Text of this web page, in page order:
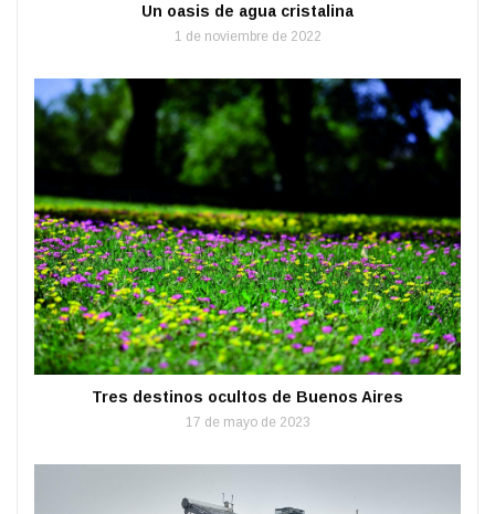
Un oasis de agua cristalina
1 de noviembre de 2022
Tres destinos ocultos de Buenos Aires
17 de mayo de 2023